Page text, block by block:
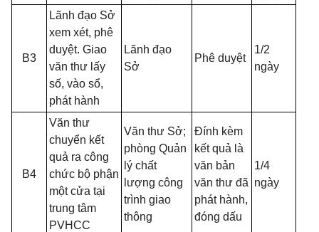
B3
Lãnh đạo Sở
xem xét, phê
duyệt. Giao
văn thư lấy
số, vào sổ,
phát hành
Lãnh đạo
Sở
Phê duyệt
1/2
ngày
B4
Văn thư
chuyển kết
quả ra công
chức bộ phận
một cửa tại
trung tâm
PVHCC
Văn thư Sở;
phòng Quản
lý chất
lượng công
trình giao
thông
Đính kèm
kết quả là
văn bản
văn thư đã
phát hành,
đóng dấu
1/4
ngày